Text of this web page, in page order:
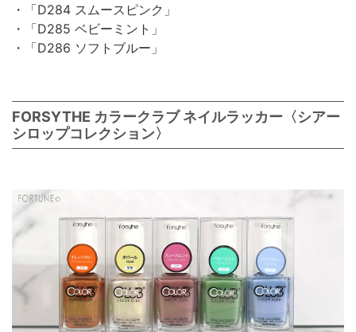
・「D284 スムースピンク」
・「D285 ベビーミント」
・「D286 ソフトブルー」
FORSYTHE カラークラブ ネイルラッカー〈シアー
シロップコレクション〉